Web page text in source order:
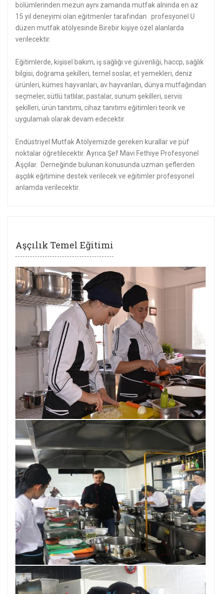
bölümlerinden mezun aynı zamanda mutfak alnında en az
15 yıl deneyimi olan eğitmenler tarafından profesyonel U
düzen mutfak atölyesinde Birebir kişiye özel alanlarda
verilecektir.
Eğitimlerde, kişisel bakım, iş sağlığı ve güvenliği, haccp, sağlık
bilgisi, doğrama şekilleri, temel soslar, et yemekleri, deniz
ürünleri, kümes hayvanları, av hayvanları, dünya mutfağından
seçmeler, sütlü tatlılar, pastalar, sunum şekilleri, servis
şekilleri, ürün tanıtımı, cihaz tanıtımı eğitimleri teorik ve
uygulamalı olarak devam edecektir.
Endüstriyel Mutfak Atölyemizde gereken kurallar ve püf
noktalar öğretilecektir. Ayrıca Şef Mavi Fethiye Profesyonel
Aşçılar. Derneğinde bulunan konusunda uzman şeflerden
aşçılık eğitimine destek verilecek ve eğitimler profesyonel
anlamda verilecektir.
Aşçılık Temel Eğitimi